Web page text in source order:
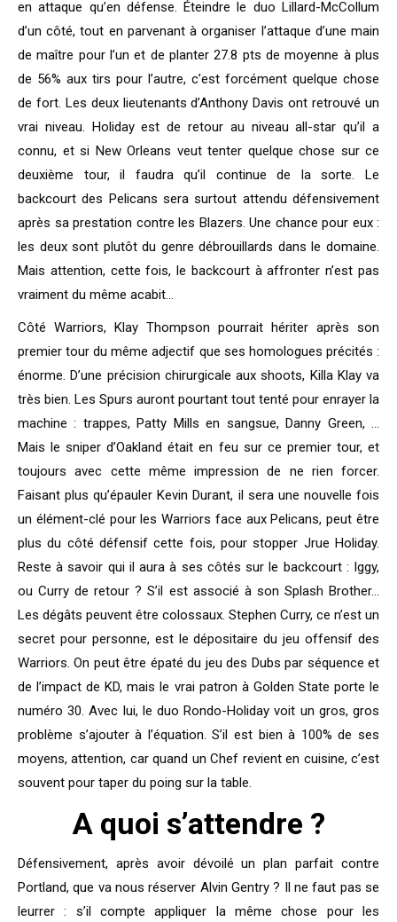
en attaque qu’en défense. Éteindre le duo Lillard-McCollum
d’un côté, tout en parvenant à organiser l’attaque d’une main
de maître pour l’un et de planter 27.8 pts de moyenne à plus
de 56% aux tirs pour l’autre, c’est forcément quelque chose
de fort. Les deux lieutenants d’Anthony Davis ont retrouvé un
vrai niveau. Holiday est de retour au niveau all-star qu’il a
connu, et si New Orleans veut tenter quelque chose sur ce
deuxième tour, il faudra qu’il continue de la sorte. Le
backcourt des Pelicans sera surtout attendu défensivement
après sa prestation contre les Blazers. Une chance pour eux :
les deux sont plutôt du genre débrouillards dans le domaine.
Mais attention, cette fois, le backcourt à affronter n’est pas
vraiment du même acabit…
Côté Warriors, Klay Thompson pourrait hériter après son
premier tour du même adjectif que ses homologues précités :
énorme. D’une précision chirurgicale aux shoots, Killa Klay va
très bien. Les Spurs auront pourtant tout tenté pour enrayer la
machine : trappes, Patty Mills en sangsue, Danny Green, …
Mais le sniper d’Oakland était en feu sur ce premier tour, et
toujours avec cette même impression de ne rien forcer.
Faisant plus qu’épauler Kevin Durant, il sera une nouvelle fois
un élément-clé pour les Warriors face aux Pelicans, peut être
plus du côté défensif cette fois, pour stopper Jrue Holiday.
Reste à savoir qui il aura à ses côtés sur le backcourt : Iggy,
ou Curry de retour ? S’il est associé à son Splash Brother…
Les dégâts peuvent être colossaux. Stephen Curry, ce n’est un
secret pour personne, est le dépositaire du jeu offensif des
Warriors. On peut être épaté du jeu des Dubs par séquence et
de l’impact de KD, mais le vrai patron à Golden State porte le
numéro 30. Avec lui, le duo Rondo-Holiday voit un gros, gros
problème s’ajouter à l’équation. S’il est bien à 100% de ses
moyens, attention, car quand un Chef revient en cuisine, c’est
souvent pour taper du poing sur la table.
A quoi s’attendre ?
Défensivement, après avoir dévoilé un plan parfait contre
Portland, que va nous réserver Alvin Gentry ? Il ne faut pas se
leurrer : s’il compte appliquer la même chose pour les